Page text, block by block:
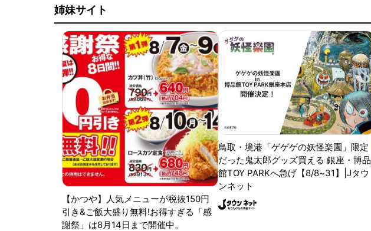
姉妹サイト
【かつや】人気メニューが税抜150円
引き&ご飯大盛り無料!お得すぎる「感
謝祭」は8月14日まで開催中。
鳥取・境港「ゲゲゲの妖怪楽園」限定
だった鬼太郎グッズ買える 銀座・博品
館TOY PARKへ急げ【8/8~31】|Jタウ
ンネット